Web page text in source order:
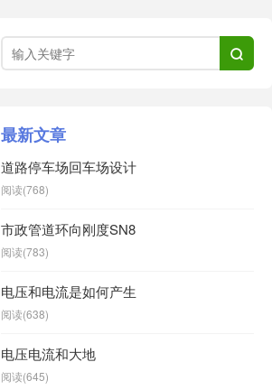

最新文章
道路停车场回车场设计
阅读(768)
市政管道环向刚度SN8
阅读(783)
电压和电流是如何产生
阅读(638)
电压电流和大地
阅读(645)